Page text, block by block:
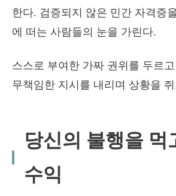
한다. 검증되지 않은 민간 자격증
에 떠는 사람들의 눈을 가린다.
스스로 부여한 가짜 권위를 두르고
무책임한 지시를 내리며 상황을
당신의 불행을 먹
수익